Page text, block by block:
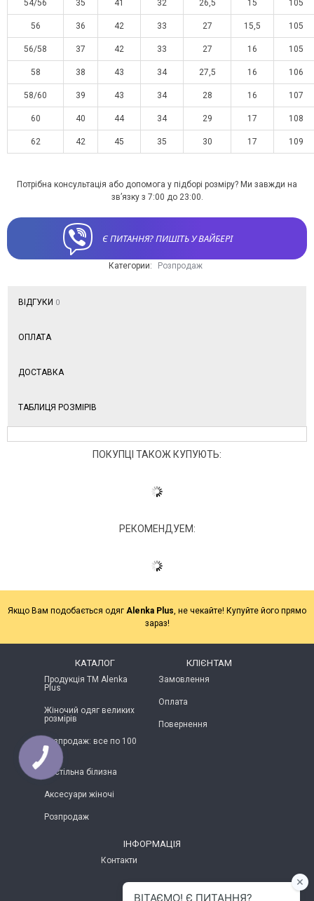
54/56 35 41 32 26,5 15 105
56 36 42 33 27 15,5 105
56/58 37 42 33 27 16 105
58 38 43 34 27,5 16 106
58/60 39 43 34 28 16 107
60 40 44 34 29 17 108
62 42 45 35 30 17 109
Потрібна консультація або допомога у підборі розміру? Ми завжди на
зв’язку з 7:00 до 23:00.
Є ПИТАННЯ? ПИШІТЬ У ВАЙБЕРІ
Категории: Розпродаж
ВІДГУКИ 0
ОПЛАТА
ДОСТАВКА
ТАБЛИЦЯ РОЗМІРІВ
ПОКУПЦІ ТАКОЖ КУПУЮТЬ:
РЕКОМЕНДУЕМ:
Якщо Вам подобається одяг Alenka Plus , не чекайте! Купуйте його прямо
зараз!
КАТАЛОГ
Продукція ТМ Alenka
Plus
Жіночий одяг великих
розмірів
Розпродаж: все по 100
грн
Постільна білизна
Аксесуари жіночі
Розпродаж
КЛІЄНТАМ
Замовлення
Оплата
Повернення
ІНФОРМАЦІЯ
Контакти